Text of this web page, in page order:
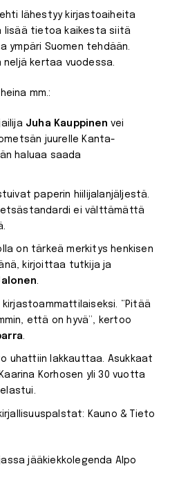
lähestyy kirjastoaiheita
lisää tietoa kaikesta siitä
ympäri Suomen tehdään.
kertaa vuodessa.
mm.:
Juha Kauppinen vei
juurelle Kanta-
haluaa saada
paperin hiilijalanjäljestä.
ei välttämättä
on tärkeä merkitys henkisen
kirjoittaa tutkija ja
.
kirjastoammattilaiseksi. “Pitää
että on hyvä”, kertoo
uhattiin lakkauttaa. Asukkaat
Korhosen yli 30 vuotta
Kauno & Tieto
jääkiekkolegenda Alpo